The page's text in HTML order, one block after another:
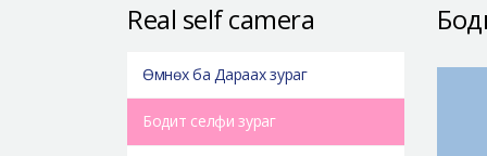
Real self camera
Өмнөх ба Дараах зураг
Бодит селфи зураг